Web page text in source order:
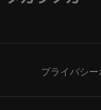
プライバシ